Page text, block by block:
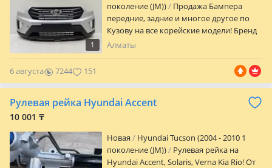
1
поколение (JM))
Продажа Бампера
передние, задние и многое другое по
Кузову на все корейские модели! Бренд
люкс и Б/У оригинал и новый оригинал!
дней! Имеется доставка по городу и
регионам! Оплата наличными, Gold, RED
Расрочка!
Алматы
6 августа 7244 151
Рулевая рейка Hyundai Accent
10 001 ₸
Новая
Hyundai Tucson (2004 - 2010 1
поколение (JM))
Рулевая рейка на
Hyundai Accent, Solaris, Verna Kia Rio! От